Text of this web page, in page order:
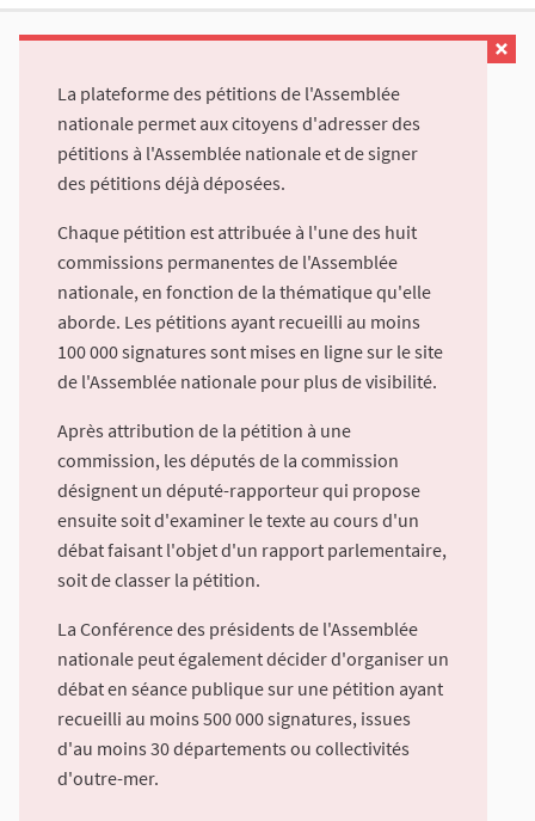
La plateforme des pétitions de l'Assemblée
nationale permet aux citoyens d'adresser des
pétitions à l'Assemblée nationale et de signer
des pétitions déjà déposées.
Chaque pétition est attribuée à l'une des huit
commissions permanentes de l'Assemblée
nationale, en fonction de la thématique qu'elle
aborde. Les pétitions ayant recueilli au moins
100 000 signatures sont mises en ligne sur le site
de l'Assemblée nationale pour plus de visibilité.
Après attribution de la pétition à une
commission, les députés de la commission
désignent un député-rapporteur qui propose
ensuite soit d'examiner le texte au cours d'un
débat faisant l'objet d'un rapport parlementaire,
soit de classer la pétition.
La Conférence des présidents de l'Assemblée
nationale peut également décider d'organiser un
débat en séance publique sur une pétition ayant
recueilli au moins 500 000 signatures, issues
d'au moins 30 départements ou collectivités
d'outre-mer.